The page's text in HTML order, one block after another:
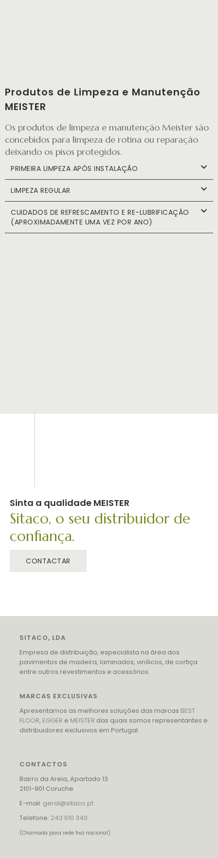
Produtos de Limpeza e Manutenção
MEISTER
Os produtos de limpeza e manutenção Meister são
concebidos para limpeza de rotina ou reparação
deixando os pisos protegidos.
PRIMEIRA LIMPEZA APÓS INSTALAÇÃO
LIMPEZA REGULAR
CUIDADOS DE REFRESCAMENTO E RE-LUBRIFICAÇÃO
(APROXIMADAMENTE UMA VEZ POR ANO)
Sinta a qualidade MEISTER
Sitaco, o seu distribuidor de
confiança.
CONTACTAR
SITACO, LDA
Empresa de distribuição, especialista na área dos
pavimentos de madeira, laminados, vinílicos, de cortiça
entre outros revestimentos e acessórios.
MARCAS EXCLUSIVAS
Apresentamos as melhores soluções das marcas BEST
FLOOR, EGGER e MEISTER das quais somos representantes e
distribuidores exclusivos em Portugal.
CONTACTOS
Bairro da Areia, Apartado 13
2101-901 Coruche
E-mail: geral@sitaco.pt
Telefone: 243 610 340
(Chamada para rede fixa nacional)